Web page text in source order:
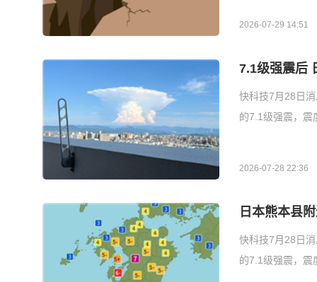
2026-07-29 14:51
7.1级强震后
快科技7月28日
的7.1级强震，震
2026-07-28 22:36
日本熊本县
快科技7月28日
的7.1级强震，震